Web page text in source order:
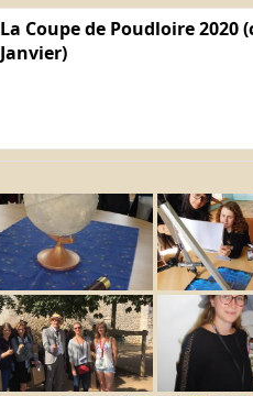
La Coupe de Poudloire 2020
Janvier)